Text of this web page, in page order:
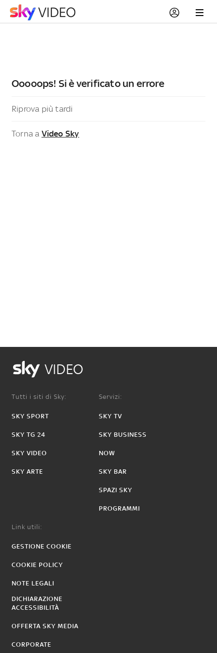
Ooooops! Si è verificato un errore
Riprova più tardi
Torna a Video Sky
VIDEO
Tutti i siti di Sky:
SKY SPORT
SKY TG 24
SKY VIDEO
SKY ARTE
Servizi:
SKY TV
SKY BUSINESS
NOW
SKY BAR
SPAZI SKY
PROGRAMMI
Link utili:
GESTIONE COOKIE
COOKIE POLICY
NOTE LEGALI
DICHIARAZIONE
ACCESSIBILITÀ
OFFERTA SKY MEDIA
CORPORATE